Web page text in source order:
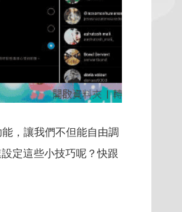
能，讓我們不但能自由調
定這些小技巧呢？快跟